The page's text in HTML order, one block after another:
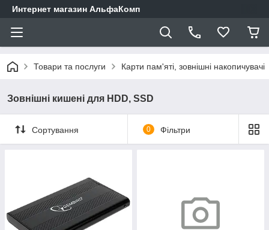
Интернет магазин АльфаКомп
Товари та послуги Карти пам'яті, зовнішні накопичувачі
Зовнішні кишені для HDD, SSD
Сортування 0 Фільтри